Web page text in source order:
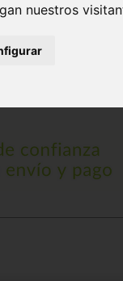
nuestros